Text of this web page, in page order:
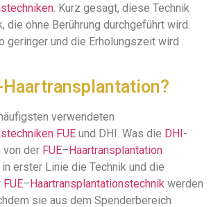
. Kurz gesagt, diese Technik
die ohne Berührung durchgeführt wird.
geringer und die Erholungszeit wird
verwendeten
FUE und DHI. Was die DHI-
von der FUE–Haartransplantation
erster Linie die Technik und die
FUE–Haartransplantationstechnik werden
sie aus dem Spenderbereich